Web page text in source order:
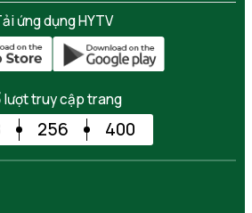
ứng dụng HYTV
lượt truy cập trang
256 400